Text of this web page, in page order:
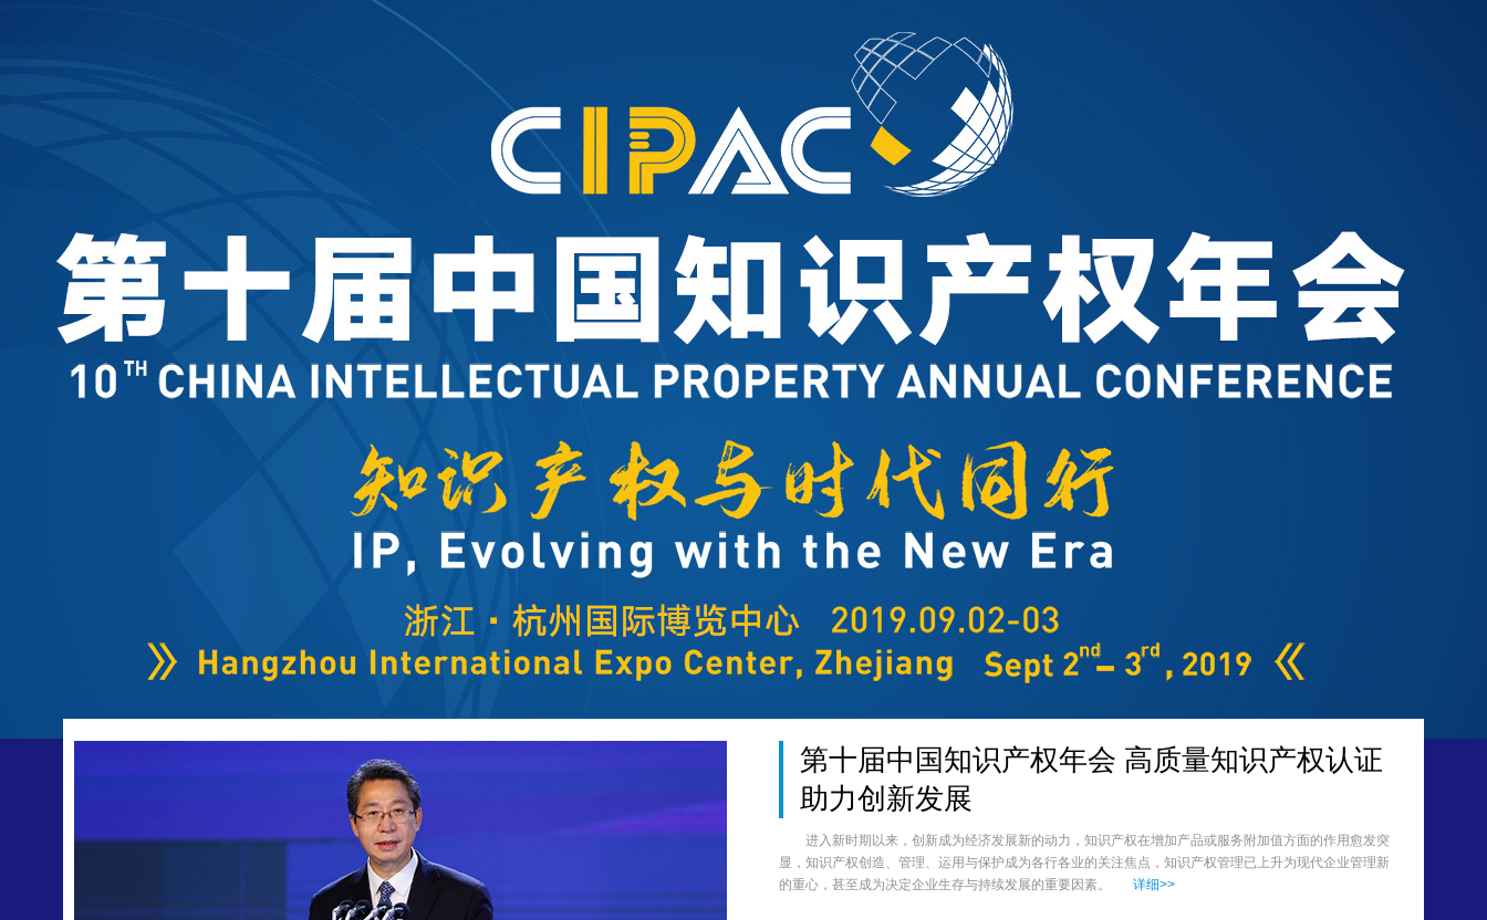
第十届中国知识产权年会 高质量知识产权认证
助力创新发展
进入新时期以来，创新成为经济发展新的动力，知识产权在增加产品或服务附加值方面的作用愈发突
显，知识产权创造、管理、运用与保护成为各行各业的关注焦点，知识产权管理已上升为现代企业管理新
的重心，甚至成为决定企业生存与持续发展的重要因素。
详细>>